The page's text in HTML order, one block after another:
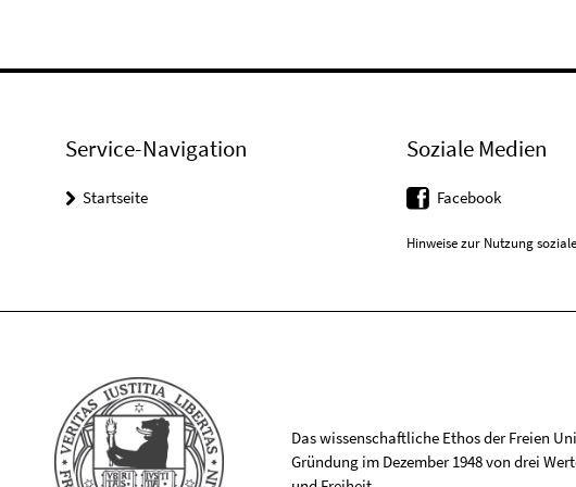
Service-Navigation
Startseite
Soziale Medien
Facebook
Hinweise zur Nutzung
Das wissenschaftliche Ethos der Freien
Gründung im Dezember 1948 von drei